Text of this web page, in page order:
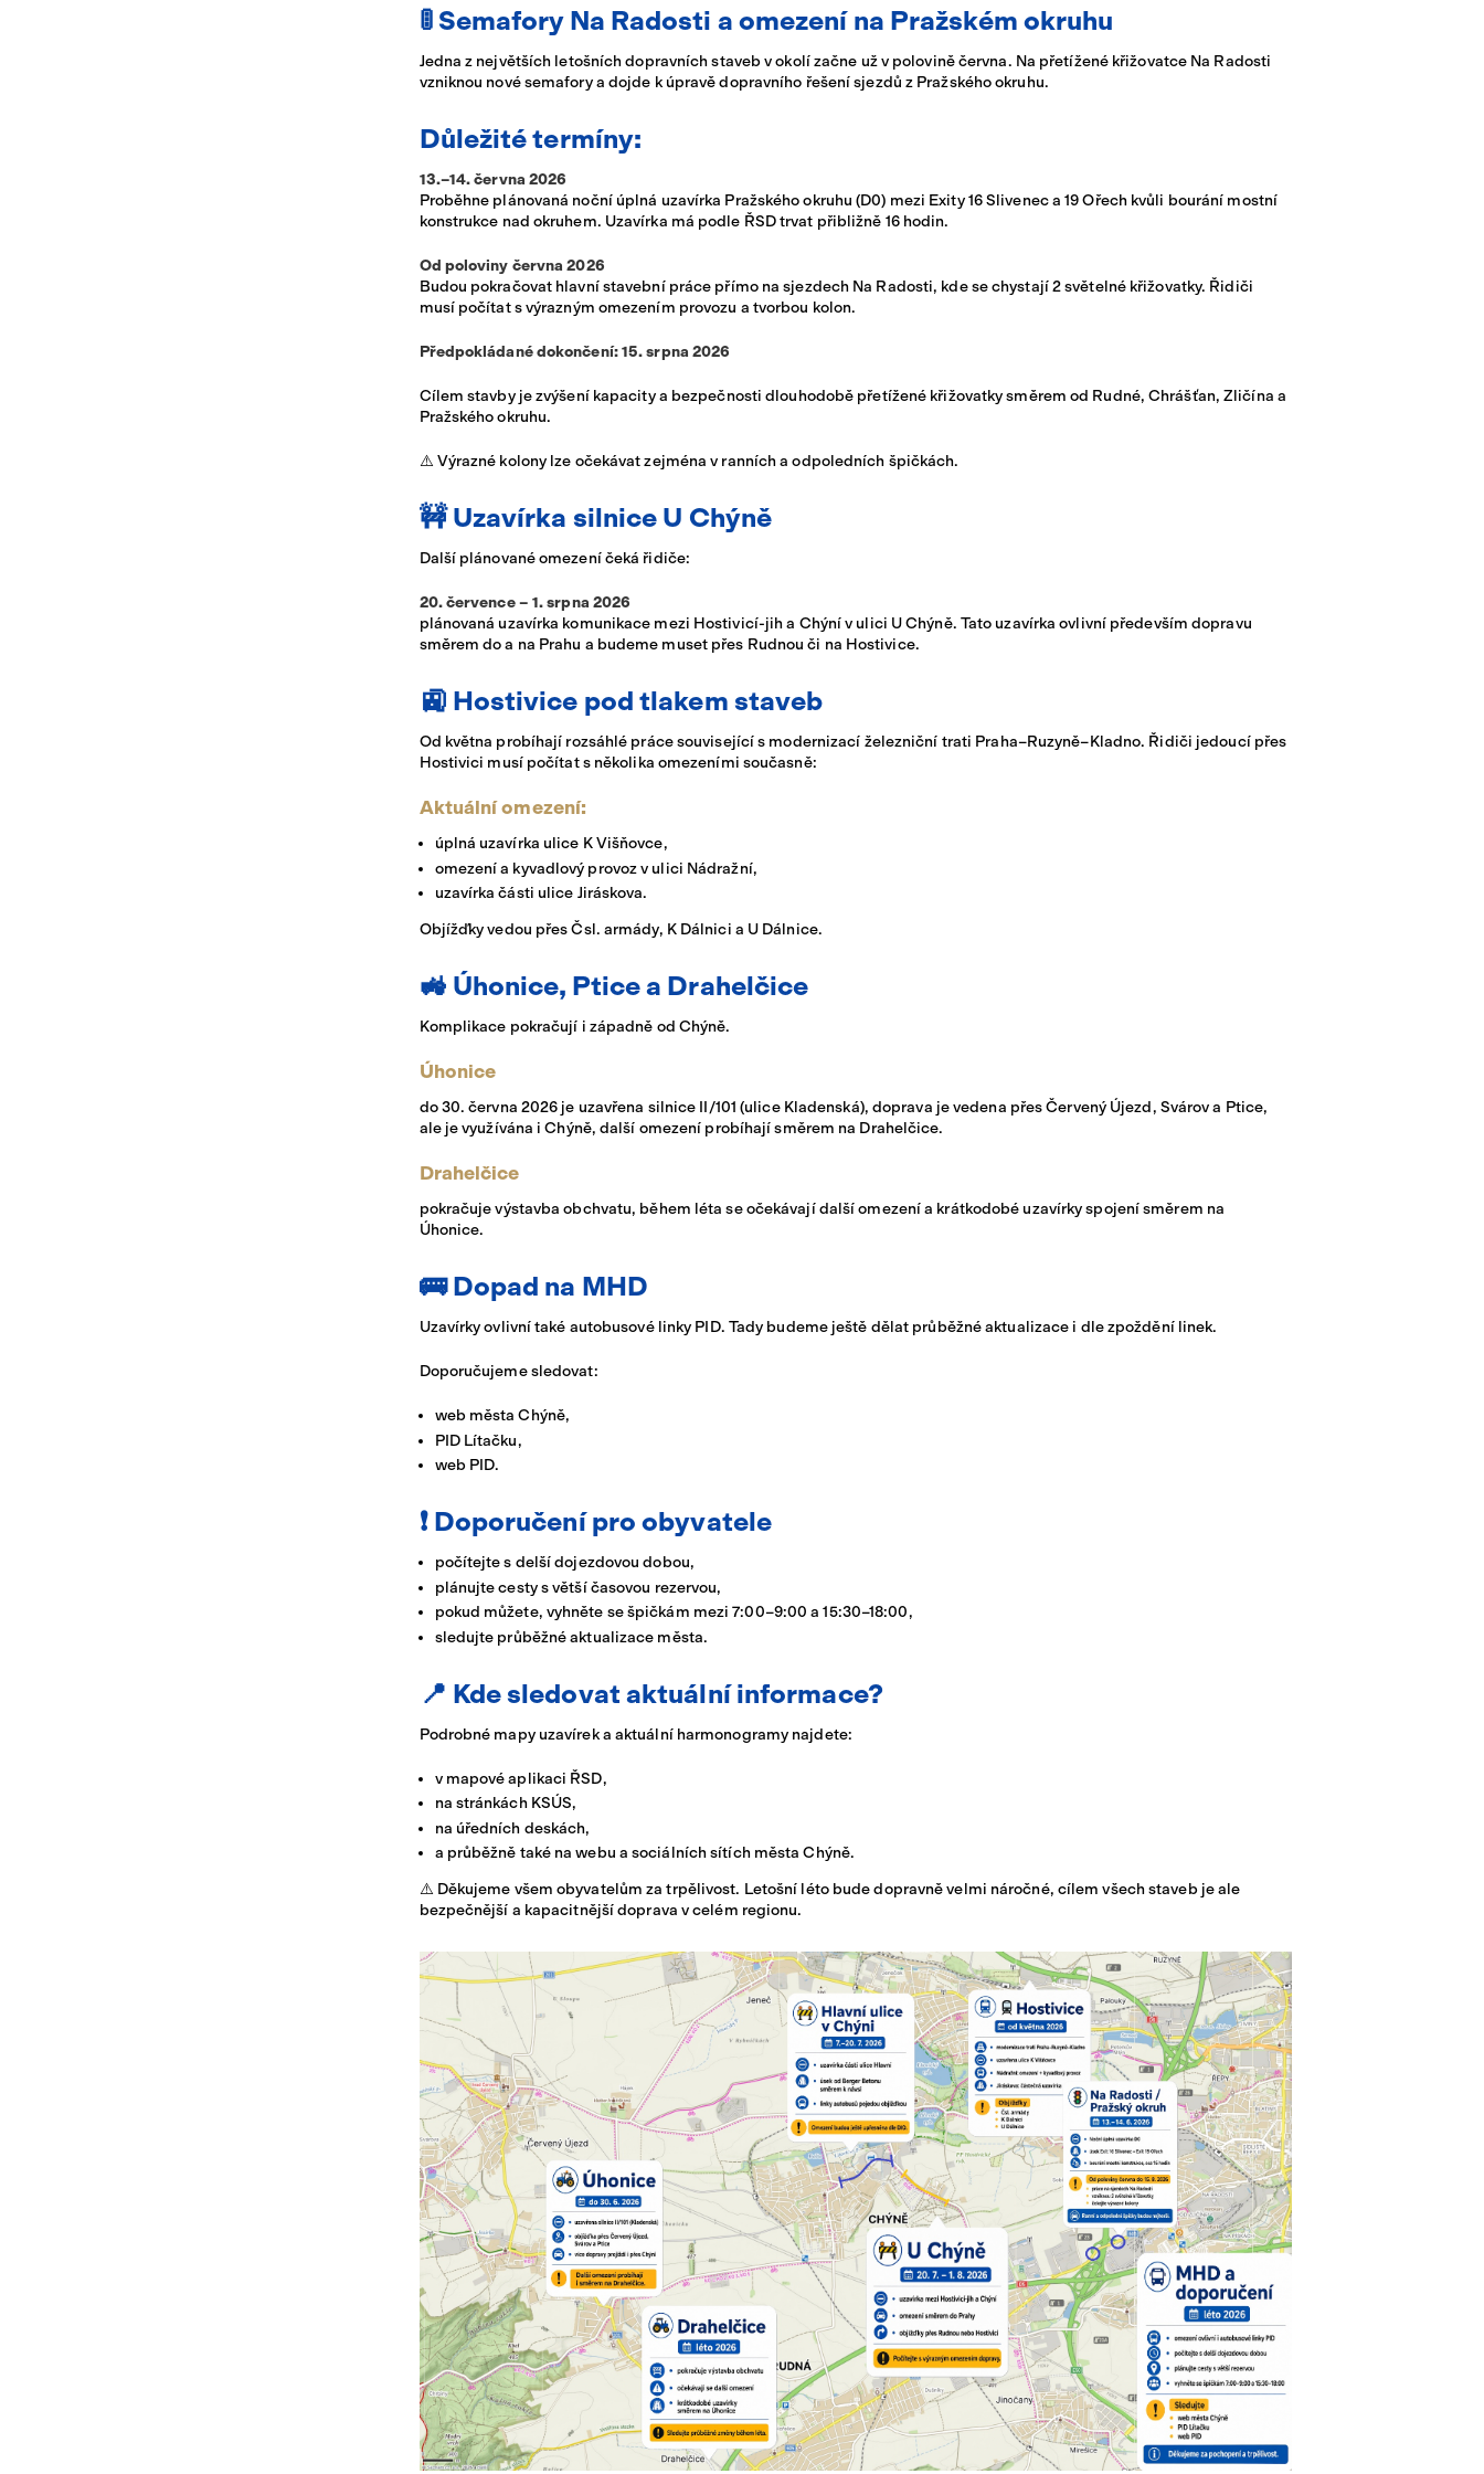
Sportoviště VIDA
🚦 Semafory Na Radosti a omezení na Pražském okruhu
Jedna z největších letošních dopravních staveb v okolí začne už v polovině června. Na přetížené křižovatce Na Radosti
vzniknou nové semafory a dojde k úpravě dopravního řešení sjezdů z Pražského okruhu.
Důležité termíny:
13.–14. června 2026
Proběhne plánovaná noční úplná uzavírka Pražského okruhu (D0) mezi Exity 16 Slivenec a 19 Ořech kvůli bourání mostní
konstrukce nad okruhem. Uzavírka má podle ŘSD trvat přibližně 16 hodin.
Od poloviny června 2026
Budou pokračovat hlavní stavební práce přímo na sjezdech Na Radosti, kde se chystají 2 světelné křižovatky. Řidiči
musí počítat s výrazným omezením provozu a tvorbou kolon.
Předpokládané dokončení: 15. srpna 2026
Cílem stavby je zvýšení kapacity a bezpečnosti dlouhodobě přetížené křižovatky směrem od Rudné, Chrášťan, Zličína a
Pražského okruhu.
⚠️ Výrazné kolony lze očekávat zejména v ranních a odpoledních špičkách.
🚧 Uzavírka silnice U Chýně
Další plánované omezení čeká řidiče:
20. července – 1. srpna 2026
plánovaná uzavírka komunikace mezi Hostivicí-jih a Chýní v ulici U Chýně. Tato uzavírka ovlivní především dopravu
směrem do a na Prahu a budeme muset přes Rudnou či na Hostivice.
🚉 Hostivice pod tlakem staveb
Od května probíhají rozsáhlé práce související s modernizací železniční trati Praha–Ruzyně–Kladno. Řidiči jedoucí přes
Hostivici musí počítat s několika omezeními současně:
Aktuální omezení:
úplná uzavírka ulice K Višňovce,
omezení a kyvadlový provoz v ulici Nádražní,
uzavírka části ulice Jiráskova.
Objížďky vedou přes Čsl. armády, K Dálnici a U Dálnice.
🚜 Úhonice, Ptice a Drahelčice
Komplikace pokračují i západně od Chýně.
Úhonice
do 30. června 2026 je uzavřena silnice II/101 (ulice Kladenská), doprava je vedena přes Červený Újezd, Svárov a Ptice,
ale je využívána i Chýně, další omezení probíhají směrem na Drahelčice.
Drahelčice
pokračuje výstavba obchvatu, během léta se očekávají další omezení a krátkodobé uzavírky spojení směrem na
Úhonice.
🚌 Dopad na MHD
Uzavírky ovlivní také autobusové linky PID. Tady budeme ještě dělat průběžné aktualizace i dle zpoždění linek.
Doporučujeme sledovat:
web města Chýně,
PID Lítačku,
web PID.
❗ Doporučení pro obyvatele
počítejte s delší dojezdovou dobou,
plánujte cesty s větší časovou rezervou,
pokud můžete, vyhněte se špičkám mezi 7:00–9:00 a 15:30–18:00,
sledujte průběžné aktualizace města.
📍 Kde sledovat aktuální informace?
Podrobné mapy uzavírek a aktuální harmonogramy najdete:
v mapové aplikaci ŘSD,
na stránkách KSÚS,
na úředních deskách,
a průběžně také na webu a sociálních sítích města Chýně.
⚠️ Děkujeme všem obyvatelům za trpělivost. Letošní léto bude dopravně velmi náročné, cílem všech staveb je ale
bezpečnější a kapacitnější doprava v celém regionu.